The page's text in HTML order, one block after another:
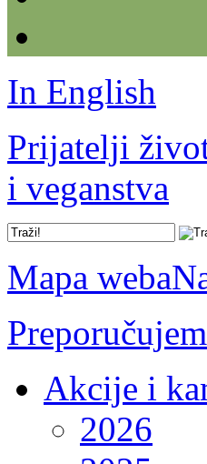
In English
Prijatelji
i veganstva
Mapa weba
Akcije i
2026